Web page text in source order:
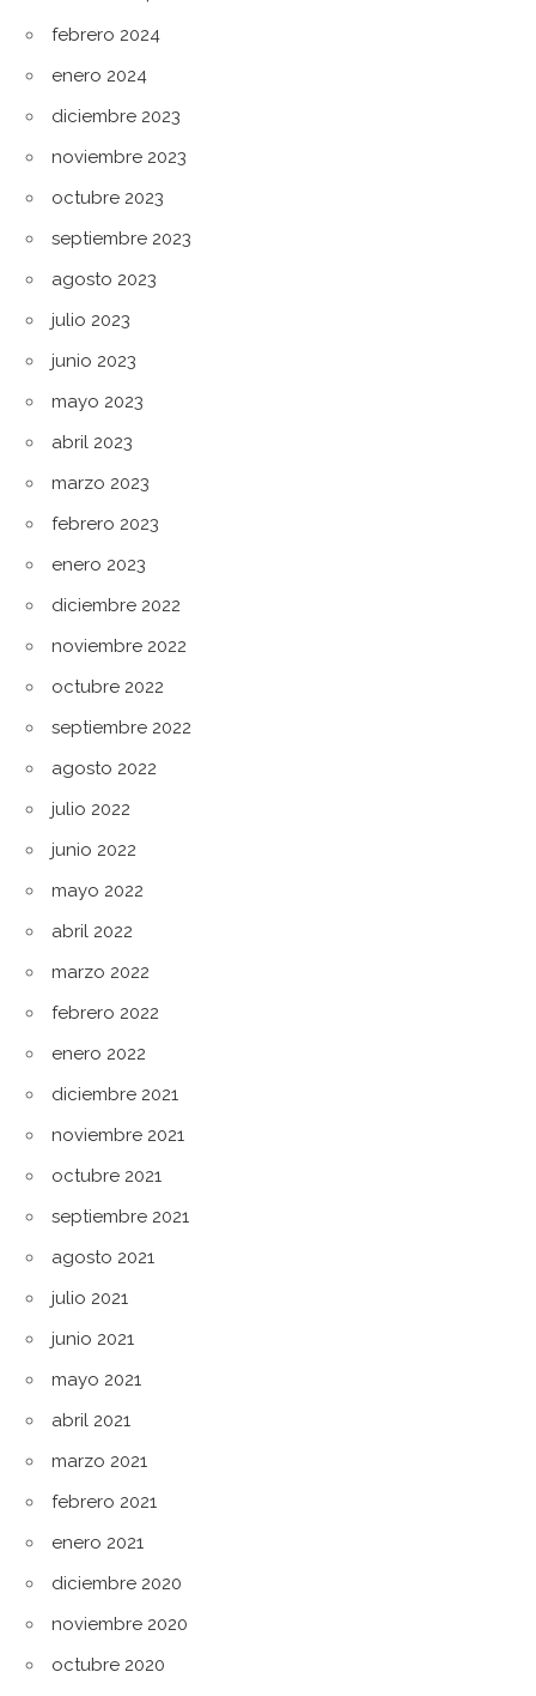
febrero 2024
enero 2024
diciembre 2023
noviembre 2023
octubre 2023
septiembre 2023
agosto 2023
julio 2023
junio 2023
mayo 2023
abril 2023
marzo 2023
febrero 2023
enero 2023
diciembre 2022
noviembre 2022
octubre 2022
septiembre 2022
agosto 2022
julio 2022
junio 2022
mayo 2022
abril 2022
marzo 2022
febrero 2022
enero 2022
diciembre 2021
noviembre 2021
octubre 2021
septiembre 2021
agosto 2021
julio 2021
junio 2021
mayo 2021
abril 2021
marzo 2021
febrero 2021
enero 2021
diciembre 2020
noviembre 2020
octubre 2020